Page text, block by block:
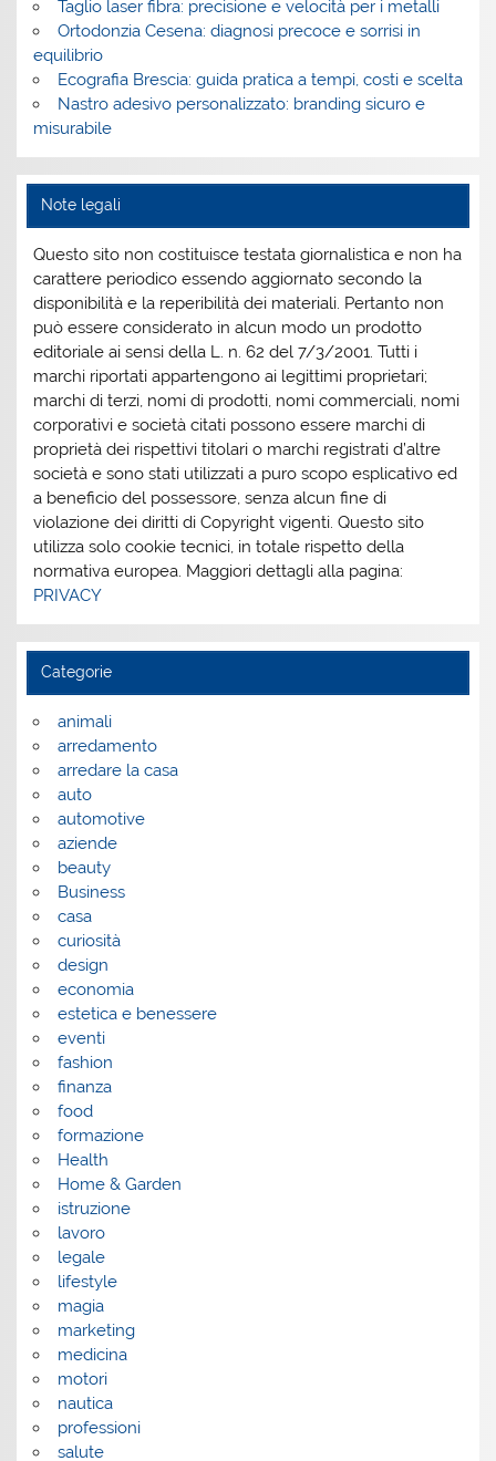
Taglio laser fibra: precisione e velocità per i metalli
Ortodonzia Cesena: diagnosi precoce e sorrisi in
equilibrio
Ecografia Brescia: guida pratica a tempi, costi e scelta
Nastro adesivo personalizzato: branding sicuro e
misurabile
Note legali
Questo sito non costituisce testata giornalistica e non ha
carattere periodico essendo aggiornato secondo la
disponibilità e la reperibilità dei materiali. Pertanto non
può essere considerato in alcun modo un prodotto
editoriale ai sensi della L. n. 62 del 7/3/2001. Tutti i
marchi riportati appartengono ai legittimi proprietari;
marchi di terzi, nomi di prodotti, nomi commerciali, nomi
corporativi e società citati possono essere marchi di
proprietà dei rispettivi titolari o marchi registrati d’altre
società e sono stati utilizzati a puro scopo esplicativo ed
a beneficio del possessore, senza alcun fine di
violazione dei diritti di Copyright vigenti. Questo sito
utilizza solo cookie tecnici, in totale rispetto della
normativa europea. Maggiori dettagli alla pagina:
PRIVACY
Categorie
animali
arredamento
arredare la casa
auto
automotive
aziende
beauty
Business
casa
curiosità
design
economia
estetica e benessere
eventi
fashion
finanza
food
formazione
Health
Home & Garden
istruzione
lavoro
legale
lifestyle
magia
marketing
medicina
motori
nautica
professioni
salute